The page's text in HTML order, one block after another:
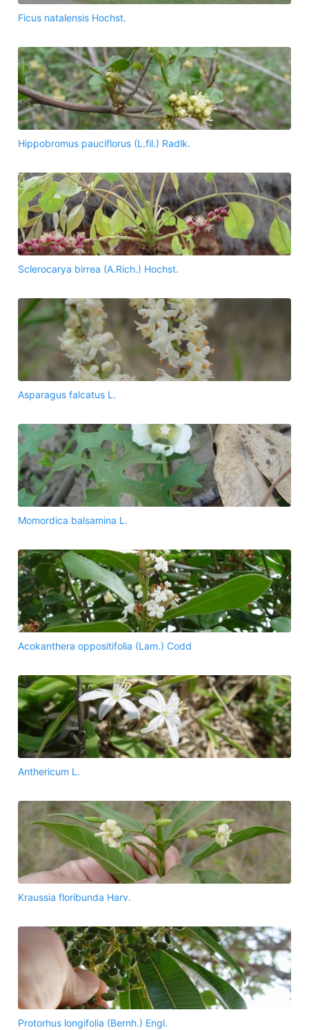
Ficus natalensis Hochst.
Hippobromus pauciflorus (L.fil.) Radlk.
Sclerocarya birrea (A.Rich.) Hochst.
Asparagus falcatus L.
Momordica balsamina L.
Acokanthera oppositifolia (Lam.) Codd
Anthericum L.
Kraussia floribunda Harv.
Protorhus longifolia (Bernh.) Engl.